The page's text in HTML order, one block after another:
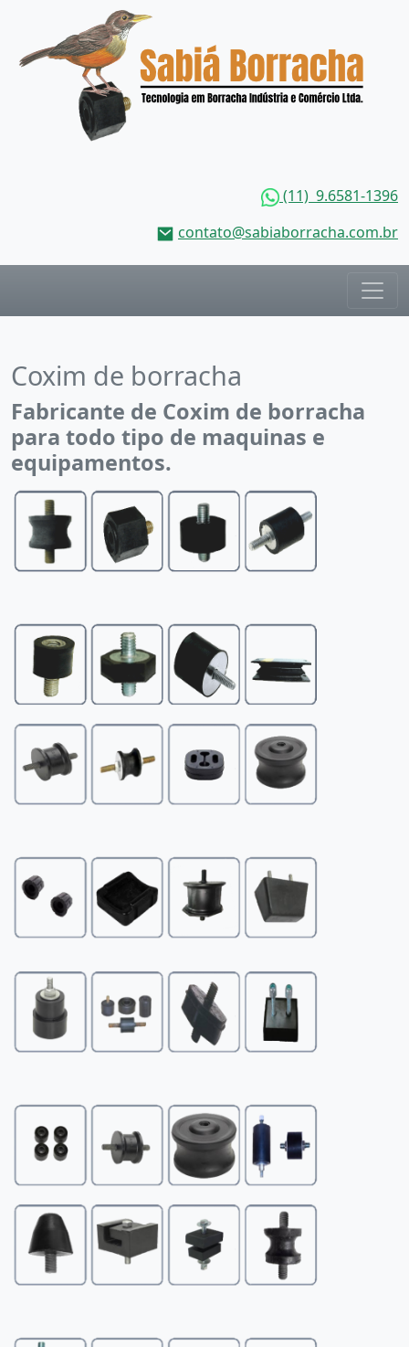
(11) 9.6581-1396
contato@sabiaborracha.com.br
Coxim de borracha
Fabricante de Coxim de borracha
para todo tipo de maquinas e
equipamentos.